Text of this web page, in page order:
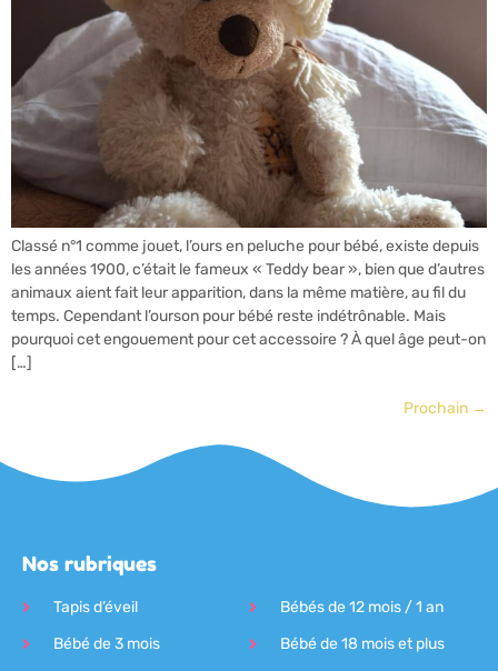
Classé n°1 comme jouet, l’ours en peluche pour bébé, existe depuis
les années 1900, c’était le fameux « Teddy bear », bien que d’autres
animaux aient fait leur apparition, dans la même matière, au fil du
temps. Cependant l’ourson pour bébé reste indétrônable. Mais
pourquoi cet engouement pour cet accessoire ? À quel âge peut-on
[…]
Prochain →
Nos rubriques
Tapis d’éveil
Bébé de 3 mois
Bébés de 12 mois / 1 an
Bébé de 18 mois et plus